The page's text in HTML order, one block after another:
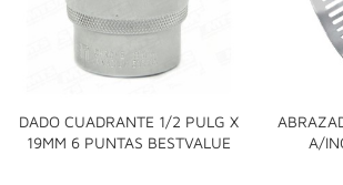
DADO CUADRANTE 1/2 PULG X
19MM 6 PUNTAS BESTVALUE
A/